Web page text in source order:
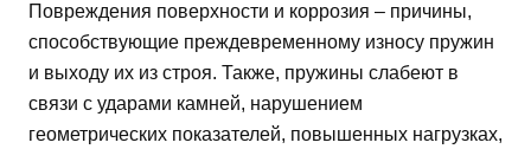
Повреждения поверхности и коррозия – причины,
способствующие преждевременному износу пружин
и выходу их из строя. Также, пружины слабеют в
связи с ударами камней, нарушением
геометрических показателей, повышенных нагрузках,